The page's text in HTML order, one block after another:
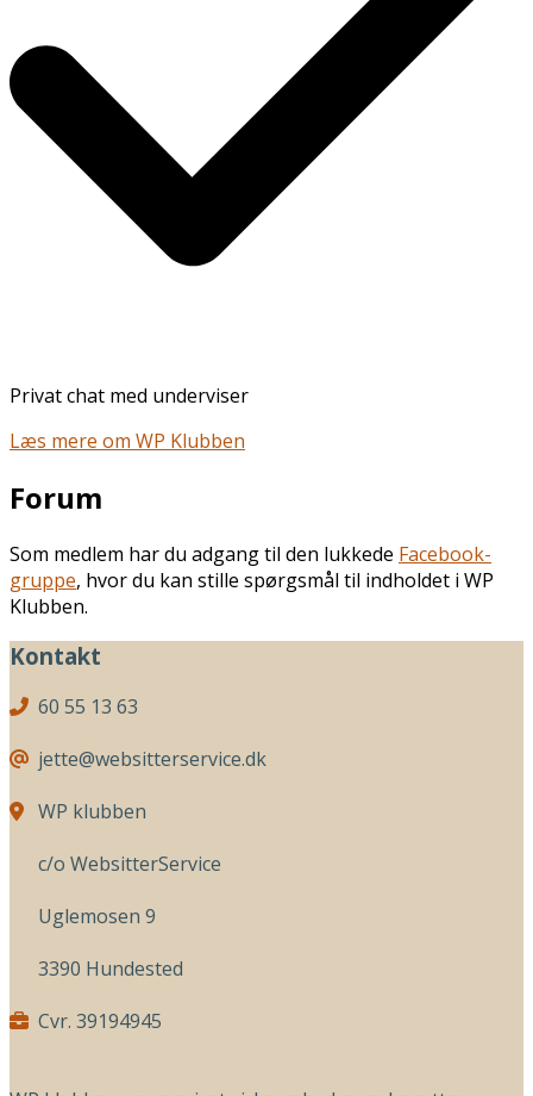
Privat chat med underviser
Læs mere om WP Klubben
Forum
Som medlem har du adgang til den lukkede Facebook-
gruppe, hvor du kan stille spørgsmål til indholdet i WP
Klubben.
Kontakt
60 55 13 63
jette@websitterservice.dk
WP klubben
c/o WebsitterService
Uglemosen 9
3390 Hundested
Cvr. 39194945